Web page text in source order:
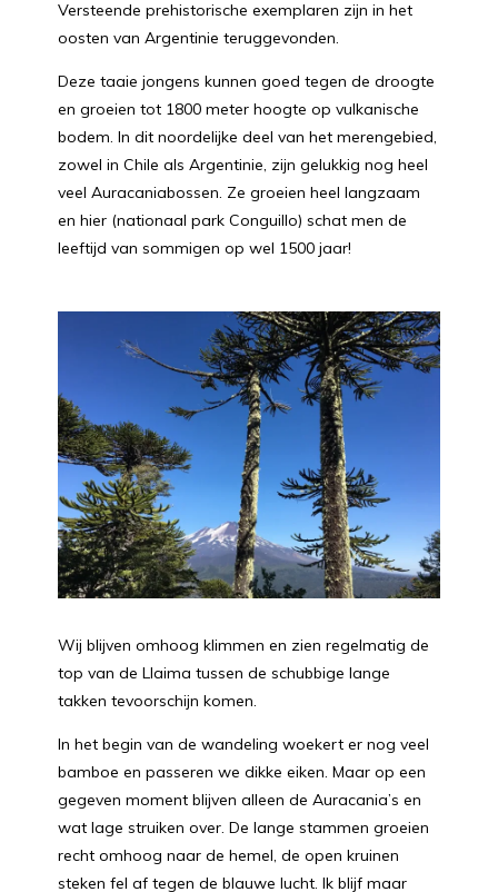
Versteende prehistorische exemplaren zijn in het
oosten van Argentinie teruggevonden.
Deze taaie jongens kunnen goed tegen de droogte
en groeien tot 1800 meter hoogte op vulkanische
bodem. In dit noordelijke deel van het merengebied,
zowel in Chile als Argentinie, zijn gelukkig nog heel
veel Auracaniabossen. Ze groeien heel langzaam
en hier (nationaal park Conguillo) schat men de
leeftijd van sommigen op wel 1500 jaar!
Wij blijven omhoog klimmen en zien regelmatig de
top van de Llaima tussen de schubbige lange
takken tevoorschijn komen.
In het begin van de wandeling woekert er nog veel
bamboe en passeren we dikke eiken. Maar op een
gegeven moment blijven alleen de Auracania’s en
wat lage struiken over. De lange stammen groeien
recht omhoog naar de hemel, de open kruinen
steken fel af tegen de blauwe lucht. Ik blijf maar